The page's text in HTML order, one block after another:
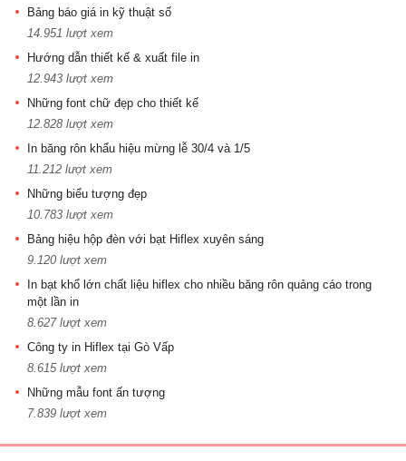
Bảng báo giá in kỹ thuật số
14.951 lượt xem
Hướng dẫn thiết kế & xuất file in
12.943 lượt xem
Những font chữ đẹp cho thiết kế
12.828 lượt xem
In băng rôn khẩu hiệu mừng lễ 30/4 và 1/5
11.212 lượt xem
Những biểu tượng đẹp
10.783 lượt xem
Bảng hiệu hộp đèn với bạt Hiflex xuyên sáng
9.120 lượt xem
In bạt khổ lớn chất liệu hiflex cho nhiều băng rôn quảng cáo trong
một lần in
8.627 lượt xem
Công ty in Hiflex tại Gò Vấp
8.615 lượt xem
Những mẫu font ấn tượng
7.839 lượt xem